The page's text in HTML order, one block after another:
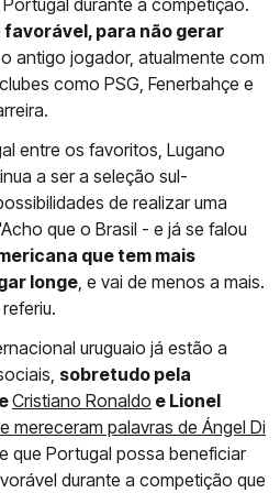
durante a competição.
favorável, para não gerar
antigo jogador, atualmente com
como PSG, Fenerbahçe e
entre os favoritos, Lugano
a ser a seleção sul-
de realizar uma
que o Brasil - e já se falou
que tem mais
longe, e vai de menos a mais.
uruguaio já estão a
sobretudo pela
Cristiano Ronaldo e Lionel
mereceram palavras de Ángel Di
que Portugal possa beneficiar
durante a competição que